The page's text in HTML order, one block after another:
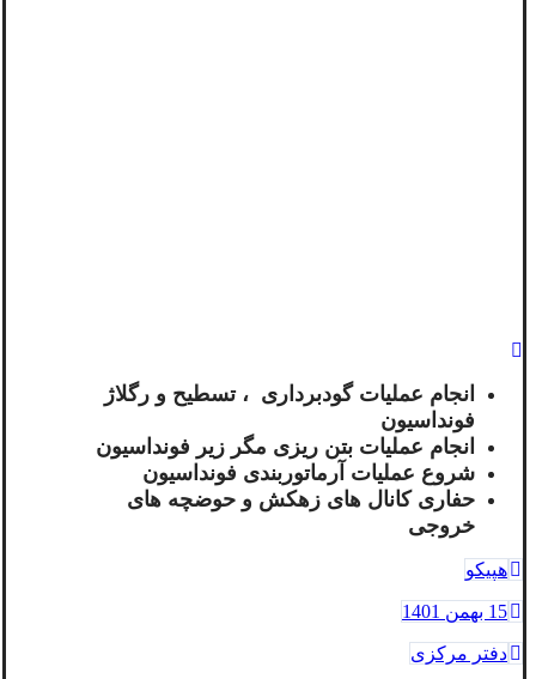
انجام عملیات گودبرداری ، تسطیح و رگلاژ
فونداسیون
انجام عملیات بتن ریزی مگر زیر فونداسیون
شروع عملیات آرماتوربندی فونداسیون
حفاری کانال های زهکش و حوضچه های
خروجی
هپیکو
15 بهمن 1401
دفتر مرکزی